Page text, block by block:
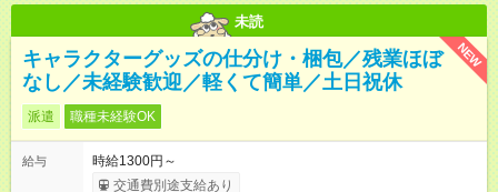
未読
NEW
キャラクターグッズの仕分け・梱包／残業ほぼ
なし／未経験歓迎／軽くて簡単／土日祝休
派遣 職種未経験OK
給与
時給1300円～
交通費別途支給あり